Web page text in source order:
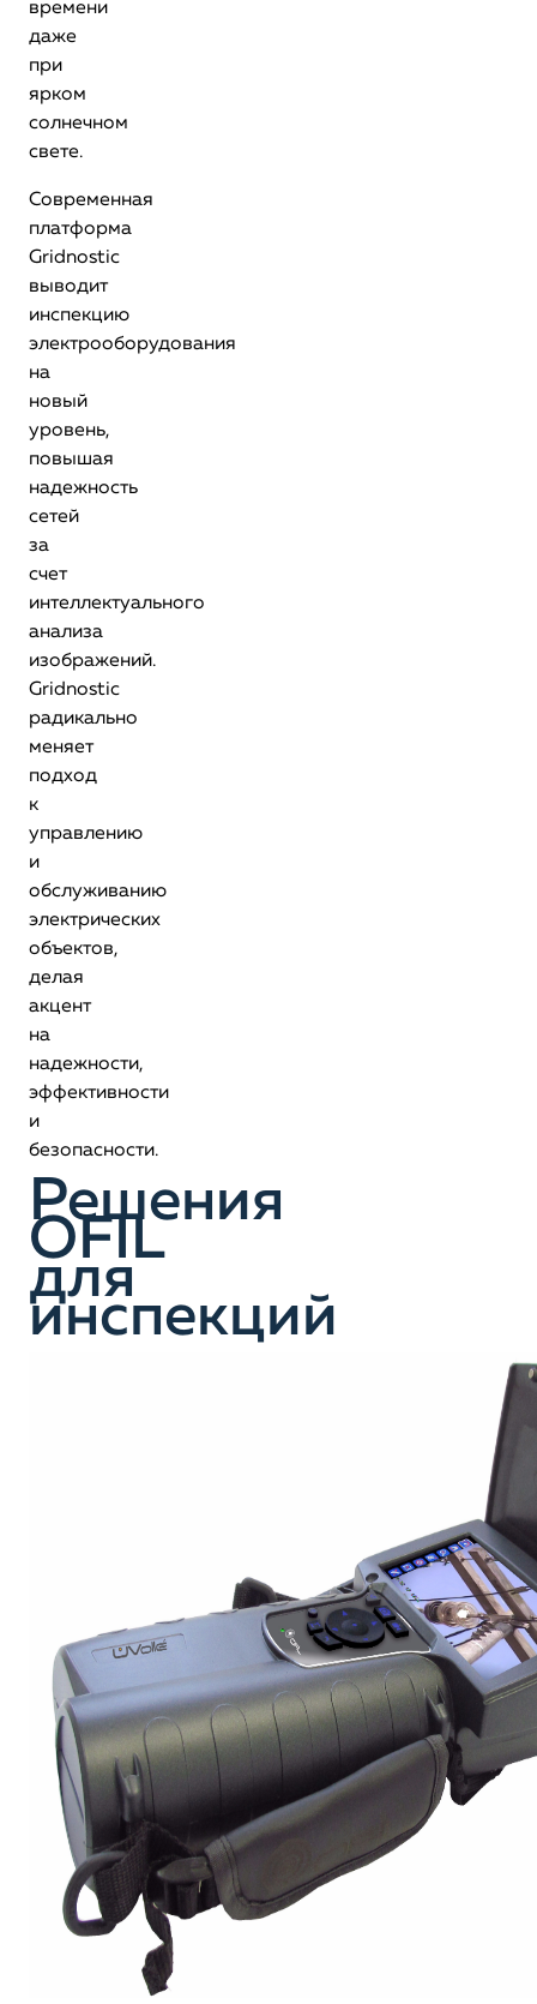
времени
даже
при
ярком
солнечном
свете.
Современная
платформа
Gridnostic
выводит
инспекцию
электрооборудования
на
новый
уровень,
повышая
надежность
сетей
за
счет
интеллектуального
анализа
изображений.
Gridnostic
радикально
меняет
подход
к
управлению
и
обслуживанию
электрических
объектов,
делая
акцент
на
надежности,
эффективности
и
безопасности.
Решения
OFIL
для
инспекций